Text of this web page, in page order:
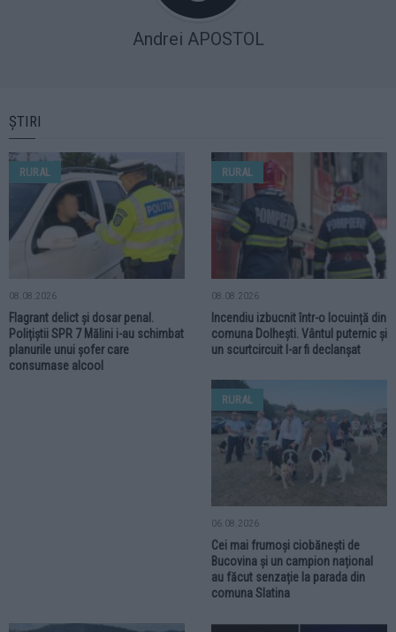
Andrei APOSTOL
ȘTIRI
RURAL
08.08.2026
Flagrant delict și dosar penal.
Polițiștii SPR 7 Mălini i-au schimbat
planurile unui șofer care
consumase alcool
RURAL
08.08.2026
Incendiu izbucnit într-o locuință din
comuna Dolhești. Vântul puternic și
un scurtcircuit l-ar fi declanșat
RURAL
06.08.2026
Cei mai frumoși ciobănești de
Bucovina și un campion național
au făcut senzație la parada din
comuna Slatina